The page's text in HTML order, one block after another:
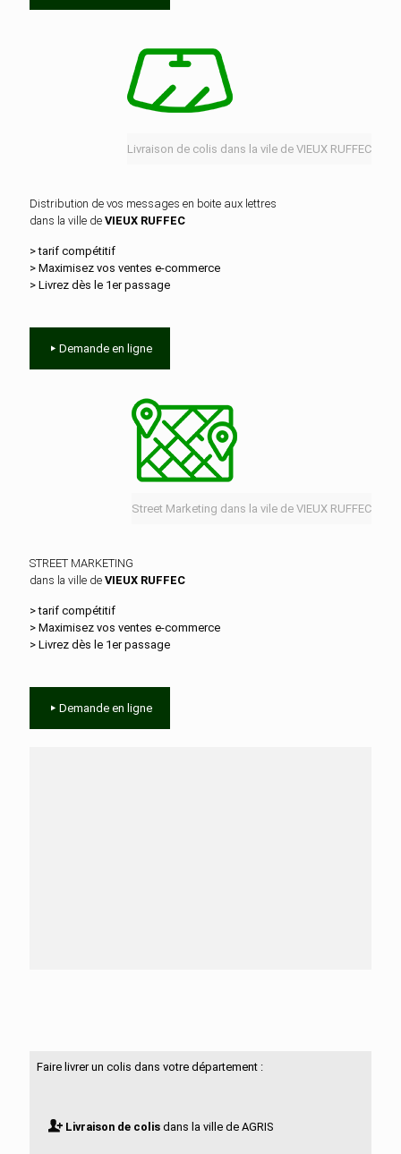
Livraison de colis dans la vile de VIEUX RUFFEC
Distribution de vos messages en boite aux lettres
dans la ville de VIEUX RUFFEC
> tarif compétitif
> Maximisez vos ventes e‑commerce
> Livrez dès le 1er passage
Demande en ligne
Street Marketing dans la vile de VIEUX RUFFEC
STREET MARKETING
dans la ville de VIEUX RUFFEC
> tarif compétitif
> Maximisez vos ventes e‑commerce
> Livrez dès le 1er passage
Demande en ligne
Faire livrer un colis dans votre département :
Livraison de colisdans la ville de AGRIS